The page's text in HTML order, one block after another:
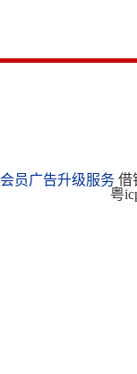
会员广告升级服务借
粤